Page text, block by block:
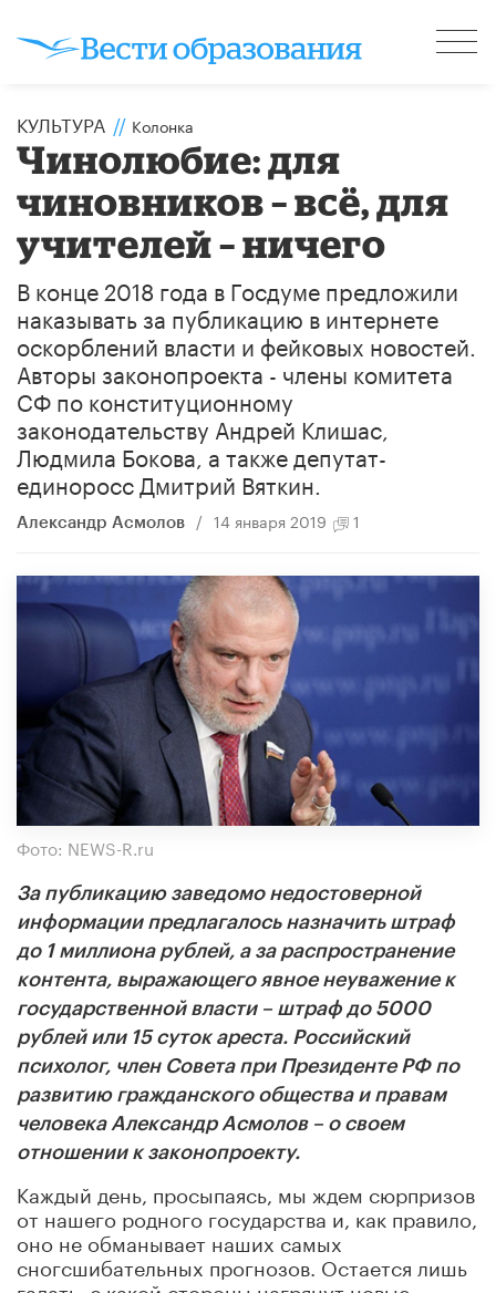
КУЛЬТУРА // Колонка
Чинолюбие: для
чиновников – всё, для
учителей – ничего
В конце 2018 года в Госдуме предложили
наказывать за публикацию в интернете
оскорблений власти и фейковых новостей.
Авторы законопроекта - члены комитета
СФ по конституционному
законодательству Андрей Клишас,
Людмила Бокова, а также депутат-
единоросс Дмитрий Вяткин.
Александр Асмолов / 14 января 2019 1
Фото: NEWS-R.ru
За публикацию заведомо недостоверной
информации предлагалось назначить штраф
до 1 миллиона рублей, а за распространение
контента, выражающего явное неуважение к
государственной власти – штраф до 5000
рублей или 15 суток ареста. Российский
психолог, член Совета при Президенте РФ по
развитию гражданского общества и правам
человека Александр Асмолов – о своем
отношении к законопроекту.
Каждый день, просыпаясь, мы ждем сюрпризов
от нашего родного государства и, как правило,
оно не обманывает наших самых
сногсшибательных прогнозов. Остается лишь